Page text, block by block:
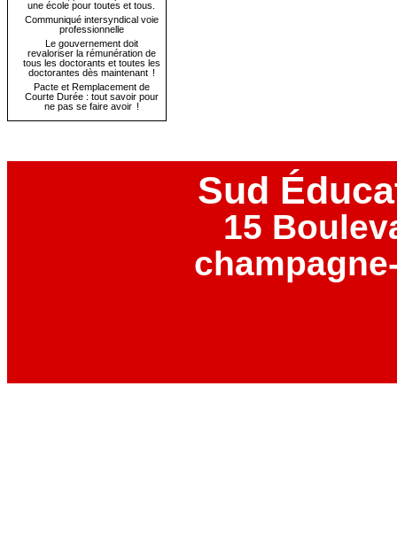
une école pour toutes et tous.
Communiqué intersyndical voie
professionnelle
Le gouvernement doit
revaloriser la rémunération de
tous les doctorants et toutes les
doctorantes dès maintenant !
Pacte et Remplacement de
Courte Durée : tout savoir pour
ne pas se faire avoir !
Sud
15